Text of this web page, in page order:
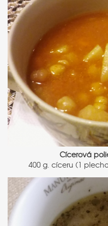
Cícerová
400 g. cíceru (1